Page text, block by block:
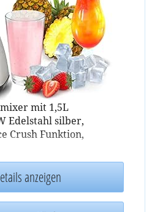
mit 1,5L
Edelstahl silber,
Crush Funktion,
anzeigen